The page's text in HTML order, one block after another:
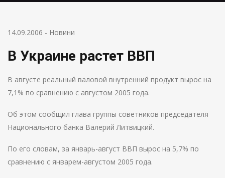
14.09.2006 - Новини
В Украине растет ВВП
В августе реальный валовой внутренний продукт вырос на
7,1% по сравнению с августом 2005 года.
Об этом сообщил глава группы советников председателя
Национального банка Валерий Литвицкий.
По его словам, за январь-август ВВП вырос на 5,7% по
сравнению с январем-августом 2005 года.